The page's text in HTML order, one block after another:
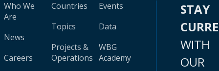
Who We
Are
News
Careers
Countries
Topics
Projects &
Operations
Events
Data
WBG
Academy
STAY
WITH
OUR